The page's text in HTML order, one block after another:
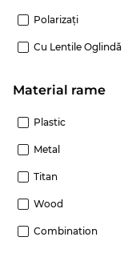
Polarizaţi
Cu Lentile Oglindă
Material rame
Plastic
Metal
Titan
Wood
Combination